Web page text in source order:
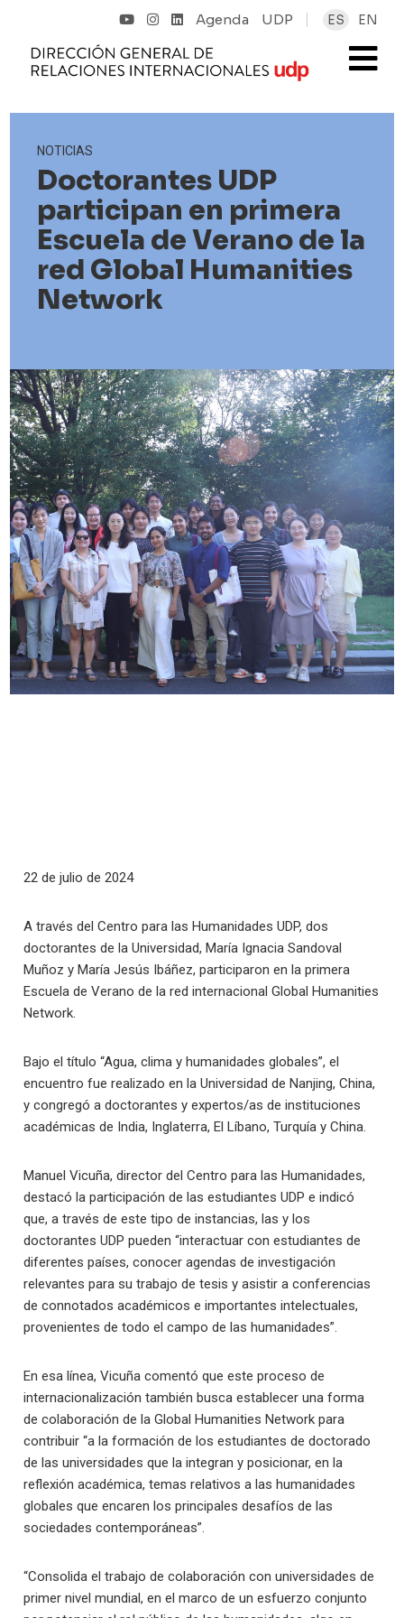
Agenda UDP ES EN
NOTICIAS
Doctorantes UDP
participan en primera
Escuela de Verano de la
red Global Humanities
Network
22 de julio de 2024
A través del Centro para las Humanidades UDP, dos
doctorantes de la Universidad, María Ignacia Sandoval
Muñoz y María Jesús Ibáñez, participaron en la primera
Escuela de Verano de la red internacional Global Humanities
Network.
Bajo el título “Agua, clima y humanidades globales”, el
encuentro fue realizado en la Universidad de Nanjing, China,
y congregó a doctorantes y expertos/as de instituciones
académicas de India, Inglaterra, El Líbano, Turquía y China.
Manuel Vicuña, director del Centro para las Humanidades,
destacó la participación de las estudiantes UDP e indicó
que, a través de este tipo de instancias, las y los
doctorantes UDP pueden “interactuar con estudiantes de
diferentes países, conocer agendas de investigación
relevantes para su trabajo de tesis y asistir a conferencias
de connotados académicos e importantes intelectuales,
provenientes de todo el campo de las humanidades”.
En esa línea, Vicuña comentó que este proceso de
internacionalización también busca establecer una forma
de colaboración de la Global Humanities Network para
contribuir “a la formación de los estudiantes de doctorado
de las universidades que la integran y posicionar, en la
reflexión académica, temas relativos a las humanidades
globales que encaren los principales desafíos de las
sociedades contemporáneas”.
“Consolida el trabajo de colaboración con universidades de
primer nivel mundial, en el marco de un esfuerzo conjunto